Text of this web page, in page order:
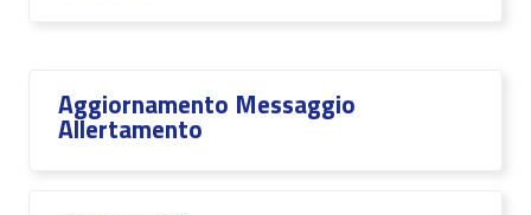
Aggiornamento Messaggio
Allertamento